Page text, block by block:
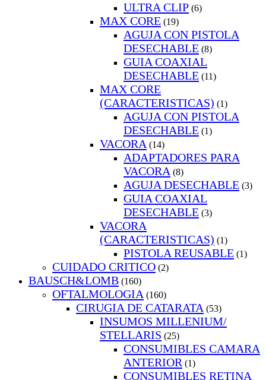
ULTRA CLIP (6)
MAX CORE (19)
AGUJA CON PISTOLA
DESECHABLE (8)
GUIA COAXIAL
DESECHABLE (11)
MAX CORE
(CARACTERISTICAS) (1)
AGUJA CON PISTOLA
DESECHABLE (1)
VACORA (14)
ADAPTADORES PARA
VACORA (8)
AGUJA DESECHABLE (3)
GUIA COAXIAL
DESECHABLE (3)
VACORA
(CARACTERISTICAS) (1)
PISTOLA REUSABLE (1)
CUIDADO CRITICO (2)
BAUSCH&LOMB (160)
OFTALMOLOGIA (160)
CIRUGIA DE CATARATA (53)
INSUMOS MILLENIUM/
STELLARIS (25)
CONSUMIBLES CAMARA
ANTERIOR (1)
CONSUMIBLES RETINA